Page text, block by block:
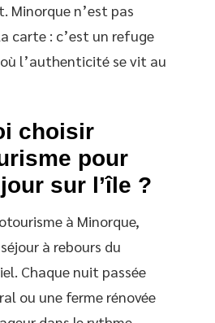
Minorque n’est pas
carte : c’est un refuge
l’authenticité se vit au
choisir
pour
sur l’île ?
à Minorque,
à rebours du
Chaque nuit passée
ou une ferme rénovée